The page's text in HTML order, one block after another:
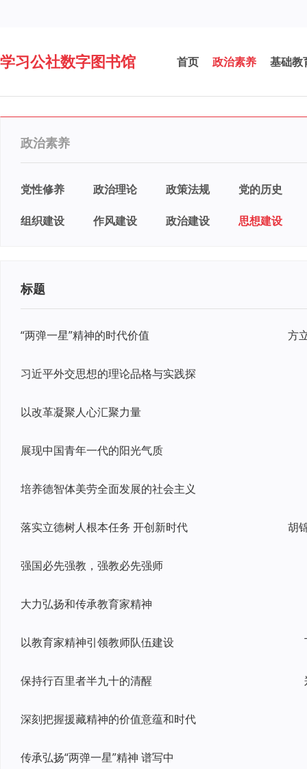
学习公社数字图书馆 首页 政治素养 基础教
政治素养
党性修养 政治理论 政策法规 党的历史
组织建设 作风建设 政治建设 思想建设
标题
“两弹一星”精神的时代价值
习近平外交思想的理论品格与实践探
以改革凝聚人心汇聚力量
展现中国青年一代的阳光气质
培养德智体美劳全面发展的社会主义
落实立德树人根本任务 开创新时代
强国必先强教，强教必先强师
大力弘扬和传承教育家精神
以教育家精神引领教师队伍建设
保持行百里者半九十的清醒
深刻把握援藏精神的价值意蕴和时代
传承弘扬“两弹一星”精神 谱写中